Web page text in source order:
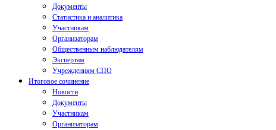
Документы
Статистика и аналитика
Участникам
Организаторам
Общественным наблюдателям
Экспертам
Учреждениям СПО
Итоговое сочинение
Новости
Документы
Участникам
Организаторам